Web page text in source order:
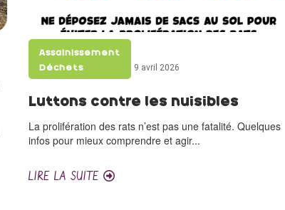
Assainissement
Déchets
9 avril 2026
Luttons contre les nuisibles
La prolifération des rats n’est pas une fatalité. Quelques
infos pour mieux comprendre et agir...
LIRE LA SUITE